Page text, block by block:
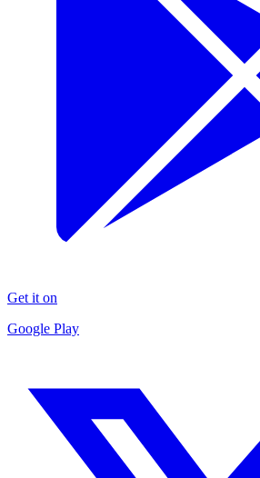
Get it on
Google Play